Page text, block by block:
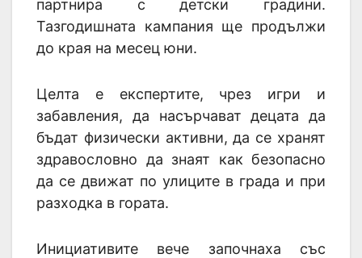
партнира с детски градини.
Тазгодишната кампания ще продължи
до края на месец юни.
Целта е експертите, чрез игри и
забавления, да насърчават децата да
бъдат физически активни, да се хранят
здравословно да знаят как безопасно
да се движат по улиците в града и при
разходка в гората.
Инициативите вече започнаха със